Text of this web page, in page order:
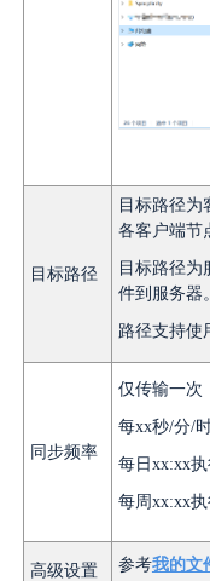
目标路径
目标路径为
各客户端节
目标路径为
件到服务器。
路径支持使
同步频率
仅传输一次
每xx秒/分/
每日xx:xx
每周xx:xx
高级设置 参考我的文